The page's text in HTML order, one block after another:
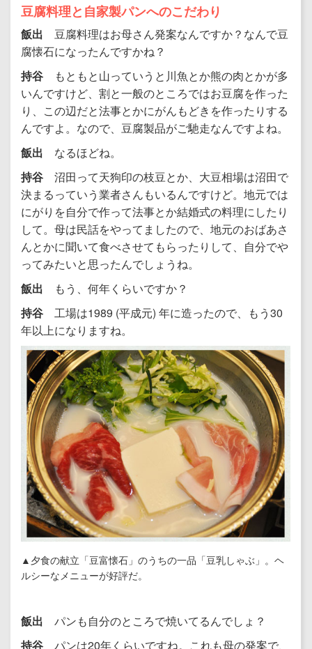
豆腐料理と自家製パンへのこだわり
飯出 豆腐料理はお母さん発案なんですか？なんで豆
腐懐石になったんですかね？
持谷 もともと山っていうと川魚とか熊の肉とかが多
いんですけど、割と一般のところではお豆腐を作った
り、この辺だと法事とかにがんもどきを作ったりする
んですよ。なので、豆腐製品がご馳走なんですよね。
飯出 なるほどね。
持谷 沼田って天狗印の枝豆とか、大豆相場は沼田で
決まるっていう業者さんもいるんですけど。地元では
にがりを自分で作って法事とか結婚式の料理にしたり
して。母は民話をやってましたので、地元のおばあさ
んとかに聞いて食べさせてもらったりして、自分でや
ってみたいと思ったんでしょうね。
飯出 もう、何年くらいですか？
持谷 工場は1989 (平成元) 年に造ったので、もう30
年以上になりますね。
▲夕食の献立「豆富懐石」のうちの一品「豆乳しゃぶ」。ヘ
ルシーなメニューが好評だ。
飯出 パンも自分のところで焼いてるんでしょ？
持谷 パンは20年くらいですね。これも母の発案で、